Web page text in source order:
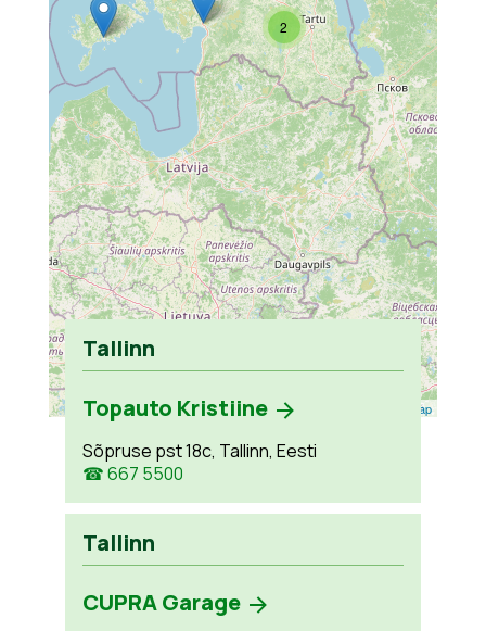
2
Leaflet OpenStreetMap
Tallinn
Topauto Kristiine
Sõpruse pst 18c, Tallinn, Eesti
☎ 667 5500
Tallinn
CUPRA Garage